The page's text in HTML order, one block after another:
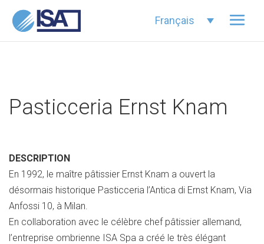
Français
Pasticceria Ernst Knam
DESCRIPTION
En 1992, le maître pâtissier Ernst Knam a ouvert la
désormais historique Pasticceria l’Antica di Ernst Knam, Via
Anfossi 10, à Milan.
En collaboration avec le célèbre chef pâtissier allemand,
l’entreprise ombrienne ISA Spa a créé le très élégant